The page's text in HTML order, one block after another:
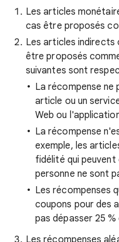
Les articles
cas être proposés
Les articles indirects
être proposés
suivantes sont
La récompense ne
article ou un
Web ou
La récompense
exemple, les
fidélité qui
personne ne sont
Les récompenses
coupons pour des
pas dépasser 25
Les récompenses